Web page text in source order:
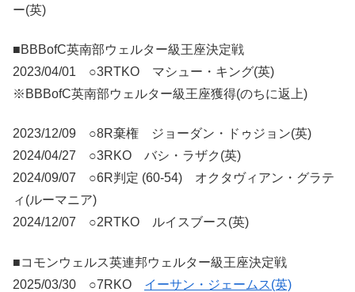
ー(英)
■BBBofC英南部ウェルター級王座決定戦
2023/04/01 ○3RTKO マシュー・キング(英)
※BBBofC英南部ウェルター級王座獲得(のちに返上)
2023/12/09 ○8R棄権 ジョーダン・ドゥジョン(英)
2024/04/27 ○3RKO バシ・ラザク(英)
2024/09/07 ○6R判定 (60-54) オクタヴィアン・グラテ
ィ(ルーマニア)
2024/12/07 ○2RTKO ルイスブース(英)
■コモンウェルス英連邦ウェルター級王座決定戦
2025/03/30 ○7RKO イーサン・ジェームス(英)